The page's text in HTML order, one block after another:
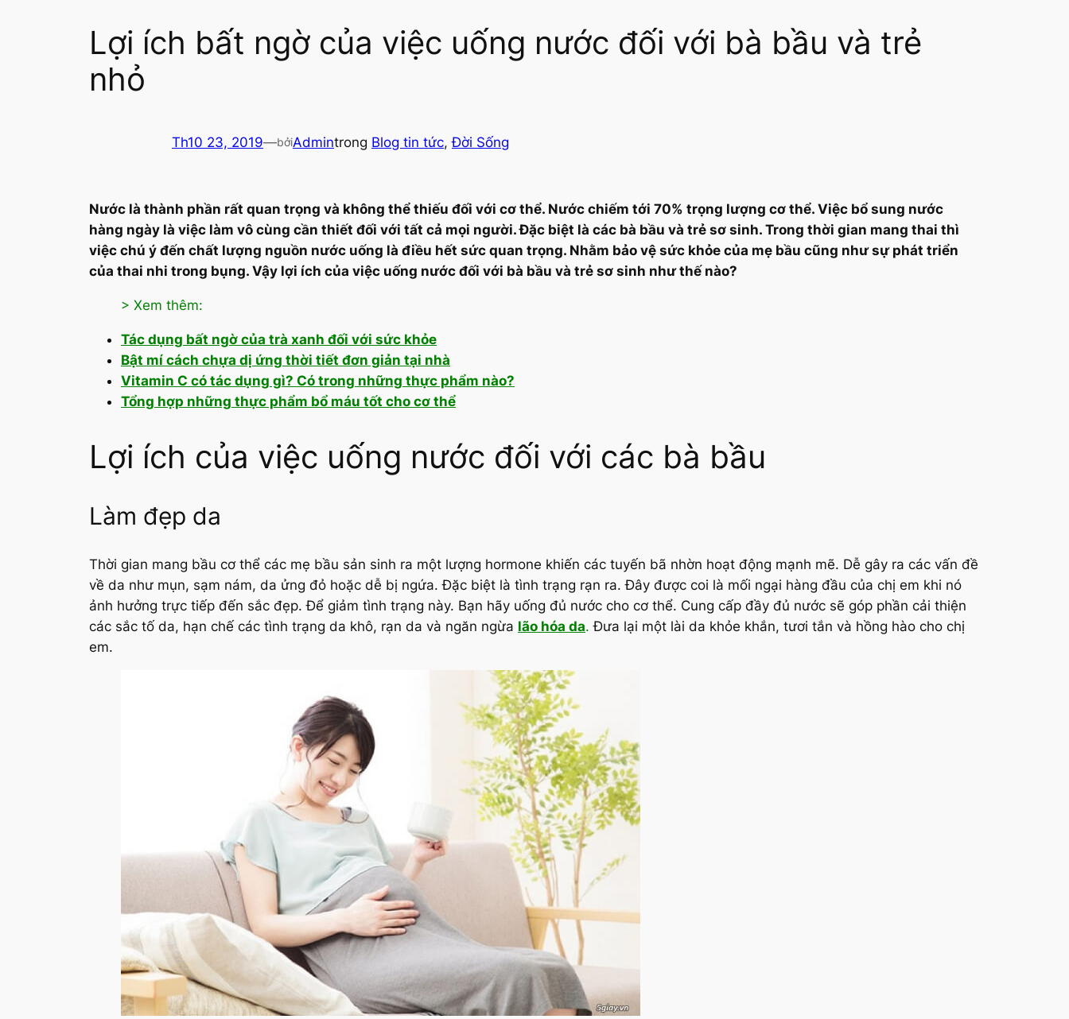
Lợi ích bất ngờ của việc uống nước đối với bà bầu và trẻ
nhỏ
Th10 23, 2019—bởiAdmintrong Blog tin tức, Đời Sống
Nước là thành phần rất quan trọng và không thể thiếu đối với cơ thể. Nước chiếm tới 70% trọng lượng cơ thể. Việc bổ sung nước
hàng ngày là việc làm vô cùng cần thiết đối với tất cả mọi người. Đặc biệt là các bà bầu và trẻ sơ sinh. Trong thời gian mang thai thì
việc chú ý đến chất lượng nguồn nước uống là điều hết sức quan trọng. Nhằm bảo vệ sức khỏe của mẹ bầu cũng như sự phát triển
của thai nhi trong bụng. Vậy lợi ích của việc uống nước đối với bà bầu và trẻ sơ sinh như thế nào?
> Xem thêm:
Tác dụng bất ngờ của trà xanh đối với sức khỏe
Bật mí cách chựa dị ứng thời tiết đơn giản tại nhà
Vitamin C có tác dụng gì? Có trong những thực phẩm nào?
Tổng hợp những thực phẩm bổ máu tốt cho cơ thể
Lợi ích của việc uống nước đối với các bà bầu
Làm đẹp da
Thời gian mang bầu cơ thể các mẹ bầu sản sinh ra một lượng hormone khiến các tuyến bã nhờn hoạt động mạnh mẽ. Dễ gây ra các vấn đề
về da như mụn, sạm nám, da ửng đỏ hoặc dễ bị ngứa. Đặc biệt là tình trạng rạn ra. Đây được coi là mối ngại hàng đầu của chị em khi nó
ảnh hưởng trực tiếp đến sắc đẹp. Để giảm tình trạng này. Bạn hãy uống đủ nước cho cơ thể. Cung cấp đầy đủ nước sẽ góp phần cải thiện
các sắc tố da, hạn chế các tình trạng da khô, rạn da và ngăn ngừa lão hóa da. Đưa lại một lài da khỏe khắn, tươi tắn và hồng hào cho chị
em.